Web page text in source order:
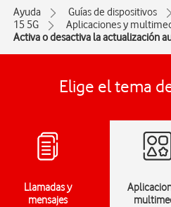
Ayuda Guías de dispositivos
15 5G
Aplicaciones y
Activa o desactiva la actualización
Elige el tema
Llamadas y
mensajes